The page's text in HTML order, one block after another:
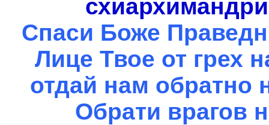
Спаси Боже
Лице Твое от грех
отдай нам обратно
Обрати врагов